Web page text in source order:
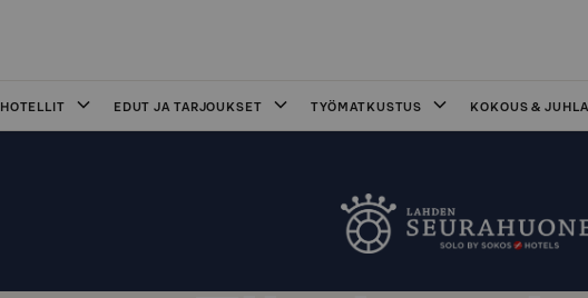
HOTELLIT EDUT JA TARJOUKSET TYÖMATKUSTUS KOKOUS &